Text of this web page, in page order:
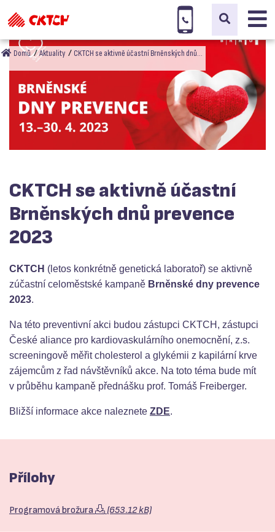
Domů Aktuality CKTCH se aktivně účastní Brněnských dnů…
CKTCH se aktivně účastní
Brněnských dnů prevence
2023
CKTCH (letos konkrétně genetická laboratoř) se aktivně
zúčastní celoměstské kampaně Brněnské dny prevence
2023.
Na této preventivní akci budou zástupci CKTCH, zástupci
České aliance pro kardiovaskulárního onemocnění, z.s.
screeningově měřit cholesterol a glykémii z kapilární krve
zájemcům z řad návštěvníků akce. Na toto téma bude mít
v průběhu kampaně přednášku prof. Tomáš Freiberger.
Bližší informace akce naleznete ZDE.
Přílohy
Programová brožura (653.12 kB)